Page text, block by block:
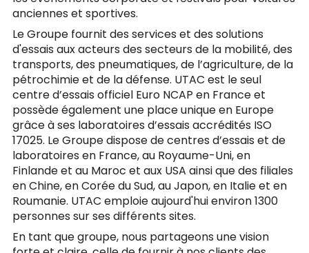
anciennes et sportives.
Le Groupe fournit des services et des solutions
d'essais aux acteurs des secteurs de la mobilité, des
transports, des pneumatiques, de l’agriculture, de la
pétrochimie et de la défense. UTAC est le seul
centre d’essais officiel Euro NCAP en France et
possède également une place unique en Europe
grâce à ses laboratoires d’essais accrédités ISO
17025. Le Groupe dispose de centres d’essais et de
laboratoires en France, au Royaume-Uni, en
Finlande et au Maroc et aux USA ainsi que des filiales
en Chine, en Corée du Sud, au Japon, en Italie et en
Roumanie. UTAC emploie aujourd'hui environ 1300
personnes sur ses différents sites.
En tant que groupe, nous partageons une vision